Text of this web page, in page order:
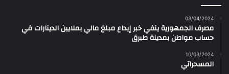
03/04/2024
مصرف الجمهورية ينفي خبر إيداع مبلغ مالي بملايين الدينارات في
حساب مواطن بمدينة طبرق
10/03/2024
المسحراتي